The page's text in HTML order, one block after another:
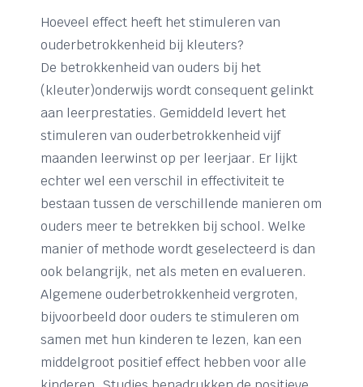
Hoeveel effect heeft het stimuleren van
ouderbetrokkenheid bij kleuters?
De betrokkenheid van ouders bij het
(kleuter)onderwijs wordt consequent gelinkt
aan leerprestaties. Gemiddeld levert het
stimuleren van ouderbetrokkenheid vijf
maanden leerwinst op per leerjaar. Er lijkt
echter wel een verschil in effectiviteit te
bestaan tussen de verschillende manieren om
ouders meer te betrekken bij school. Welke
manier of methode wordt geselecteerd is dan
ook belangrijk, net als meten en evalueren.
Algemene ouderbetrokkenheid vergroten,
bijvoorbeeld door ouders te stimuleren om
samen met hun kinderen te lezen, kan een
middelgroot positief effect hebben voor alle